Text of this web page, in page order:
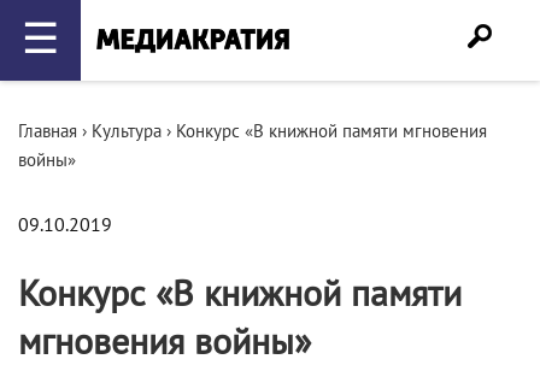
☰
Главная › Культура › Конкурс «В книжной памяти мгновения
войны»
09.10.2019
Конкурс «В книжной памяти
мгновения войны»